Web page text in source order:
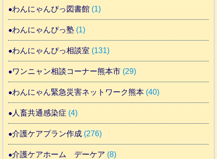
わんにゃんぴっ図書館 (1)
わんにゃんぴっ塾 (1)
わんにゃんぴっ相談室 (131)
ワンニャン相談コーナー熊本市 (29)
わんにゃん緊急災害ネットワーク熊本 (40)
人畜共通感染症 (4)
介護ケアプラン作成 (276)
介護ケアホーム デーケア (8)